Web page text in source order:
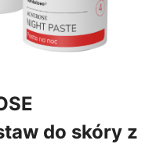
do skóry z